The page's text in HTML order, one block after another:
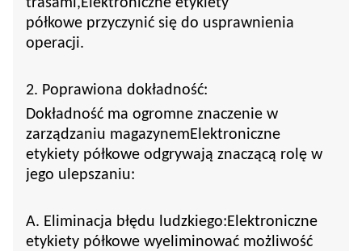
półkowe przyczynić się do usprawnienia
operacji.
2. Poprawiona dokładność:
Dokładność ma ogromne znaczenie w
zarządzaniu magazynem Elektroniczne
etykiety półkowe odgrywają znaczącą rolę w
jego ulepszaniu:
A. Eliminacja błędu ludzkiego: Elektroniczne
etykiety półkowe wyeliminować możliwość